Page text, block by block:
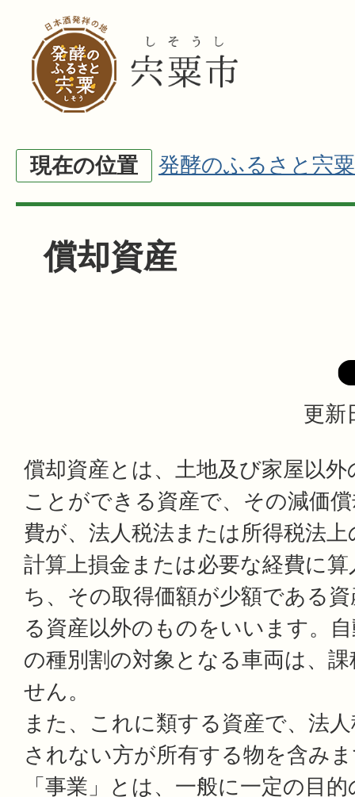
現在の位置 発酵のふるさと宍粟
償却資産
更新
償却資産とは、土地及び家屋以
ことができる資産で、その減価
費が、法人税法または所得税法
計算上損金または必要な経費に
ち、その取得価額が少額である
る資産以外のものをいいます。
の種別割の対象となる車両は、
せん。
また、これに類する資産で、法
されない方が所有する物を含み
「事業」とは、一般に一定の目